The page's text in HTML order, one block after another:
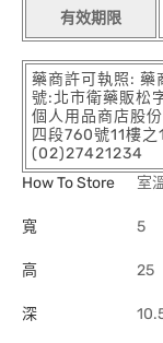
有效期限
藥商許可執照:
號:北市衛藥販松
個人用品商店股
四段760號11樓
(02)27421234
How To Store
室
寬 5
高 25
深